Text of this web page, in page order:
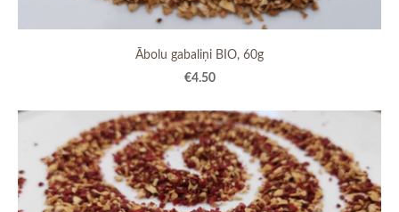
Ābolu gabaliņi BIO, 60g
€4.50